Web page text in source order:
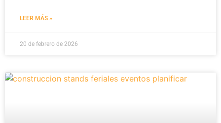
LEER MÁS »
20 de febrero de 2026